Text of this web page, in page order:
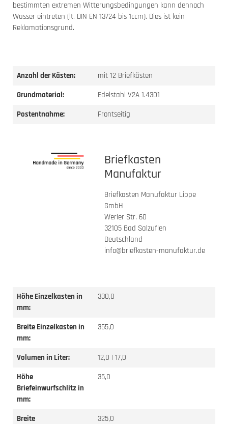
bestimmten extremen Witterungsbedingungen kann dennoch
Wasser eintreten (lt. DIN EN 13724 bis 1ccm). Dies ist kein
Reklamationsgrund.
Anzahl der Kästen:
mit 12 Briefkästen
Grundmaterial:
Edelstahl V2A 1.4301
Postentnahme:
Frontseitig
Briefkasten
Manufaktur
Briefkasten Manufaktur Lippe
GmbH
Werler Str. 60
32105 Bad Salzuflen
Deutschland
info@briefkasten-manufaktur.de
Höhe Einzelkasten in
mm:
330,0
Breite Einzelkasten in
mm:
355,0
Volumen in Liter:
12,0 | 17,0
Höhe
Briefeinwurfschlitz in
mm:
35,0
Breite
325,0